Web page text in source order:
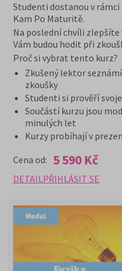
Studenti dostanou v rámci
Kam Po Maturitě.
Na poslední chvíli
Vám budou hodit při
Proč si vybrat tento kurz?
Zkušený lektor
zkoušky
Studenti si prověří
Součástí kurzu jsou
minulých let
Kurzy probíhají v
Cena od: 5 590 Kč
DETAILPŘIHLÁSIT SE